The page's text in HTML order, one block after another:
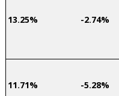
-2.74%
13.25%
-5.28%
11.71%